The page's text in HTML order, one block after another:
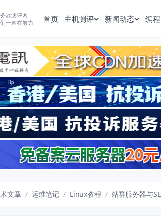
器测评网
一直在努力
首页 主机测评 新闻动态 编
文章 / 运维笔记 / Linux教程 / 站群服务器与